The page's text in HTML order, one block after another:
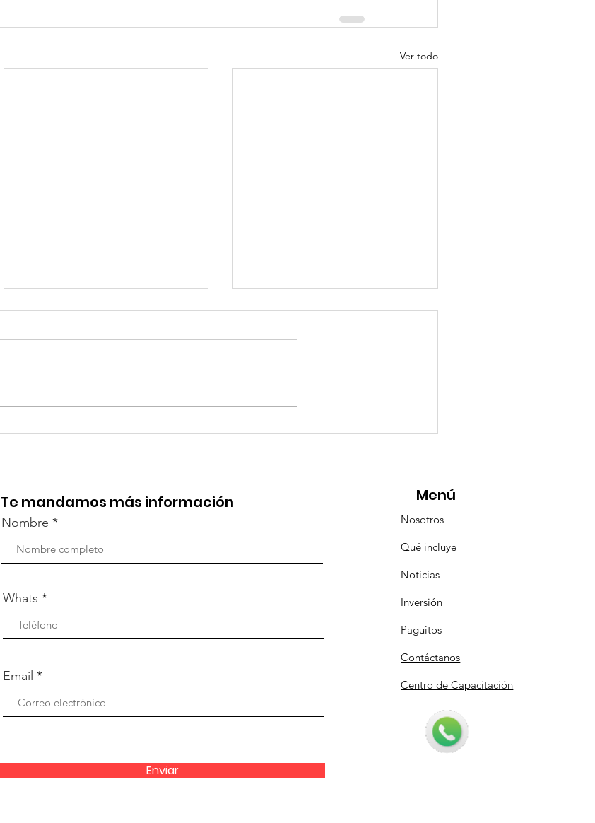
Ver todo
TourTravelynByFraveo
ViveMásViajandoByFraveo
Te mandamos más información
Nombre
Whats
Email
Enviar
Menú
Nosotros
Qué incluye
Noticias
Inversión
Paguitos
Contáctanos
Centro de Capacitación